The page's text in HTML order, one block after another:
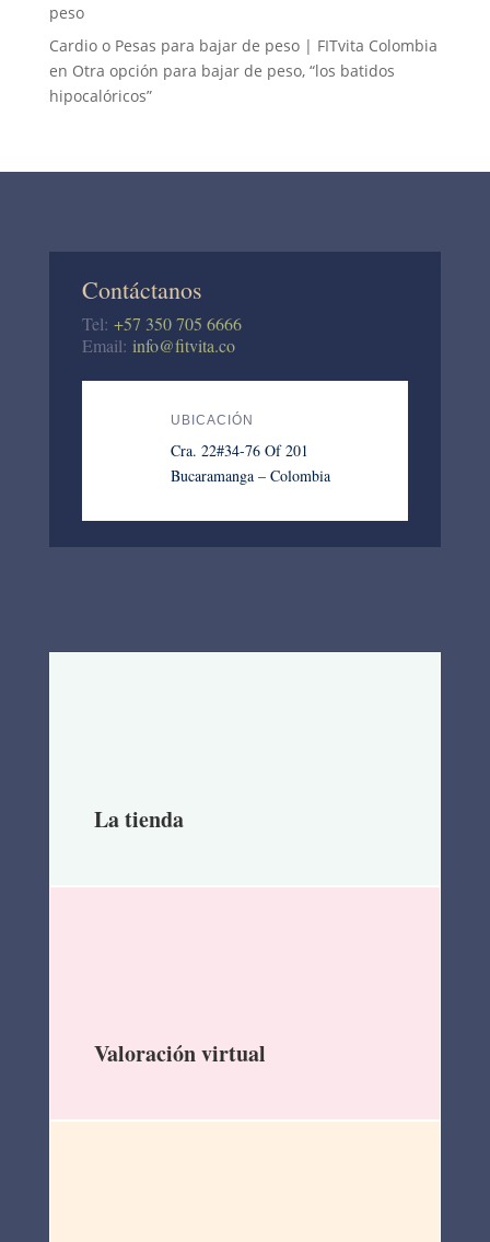
peso
Cardio o Pesas para bajar de peso | FITvita Colombia
en Otra opción para bajar de peso, “los batidos
hipocalóricos”
Contáctanos
Tel: +57 350 705 6666
Email: info@fitvita.co
UBICACIÓN
Cra. 22#34-76 Of 201
Bucaramanga – Colombia
La tienda
Valoración virtual